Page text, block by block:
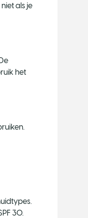
als je
het
30.